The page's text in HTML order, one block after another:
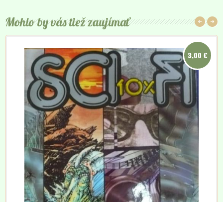
Mohlo by vás tiež zaujímať
3,00 €